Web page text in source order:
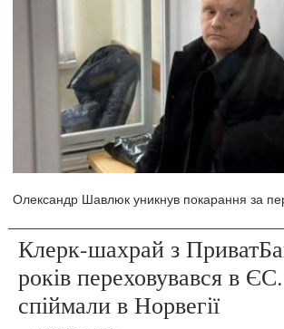
Олександр Шавлюк уникнув покарання за
Клерк-шахрай з
років переховувався в
спіймали в Норвегії